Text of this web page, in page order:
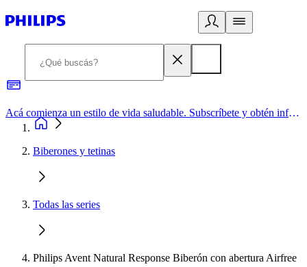
Acá comienza un estilo de vida saludable. Subscríbete y obtén información de primera mano
Biberones y tetinas
Todas las series
Philips Avent Natural Response Biberón con abertura Airfree